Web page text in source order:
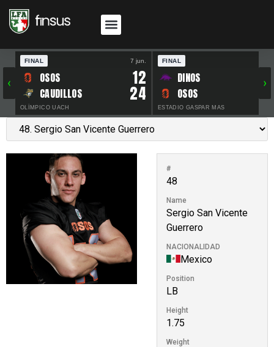
‹
FINAL 7 jun.
OSOS 12
CAUDILLOS 24
OLÍMPICO UACH
FINAL
DINOS
OSOS
ESTADIO GASPAR MAS
›
#
48
Name
Sergio San Vicente
Guerrero
NACIONALIDAD
Mexico
Position
LB
Height
1.75
Weight